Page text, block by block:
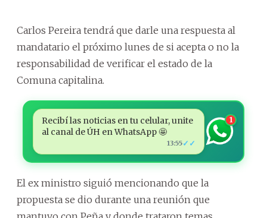
Carlos Pereira tendrá que darle una respuesta al
mandatario el próximo lunes de si acepta o no la
responsabilidad de verificar el estado de la
Comuna capitalina.
Recibí las noticias en tu celular, unite
al canal de ÚH en WhatsApp 🤩
13:55✓✓
1
El ex ministro siguió mencionando que la
propuesta se dio durante una reunión que